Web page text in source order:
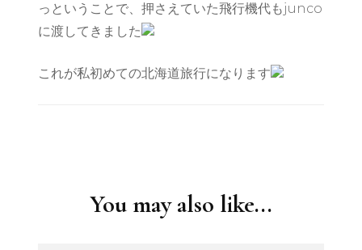
っということで、押さえていた飛行機代もjunco
に渡してきました
これが私初めての北海道旅行になります
You may also like...